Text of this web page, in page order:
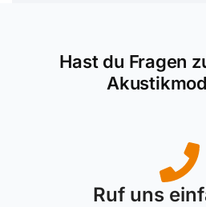
Hast du Fragen
Ruf uns